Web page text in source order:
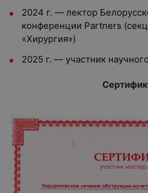
2024 г. — лектор
конференции Partners
«Хирургия»)
2025 г. — участник